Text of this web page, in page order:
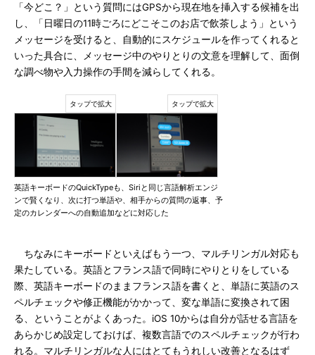
「今どこ？」という質問にはGPSから現在地を挿入する候補を出
し、「日曜日の11時ごろにどこそこのお店で飲茶しよう」という
メッセージを受けると、自動的にスケジュールを作ってくれると
いった具合に、メッセージ中のやりとりの文意を理解して、面倒
な調べ物や入力操作の手間を減らしてくれる。
英語キーボードのQuickTypeも、Siriと同じ言語解析エンジ
ンで賢くなり、次に打つ単語や、相手からの質問の返事、予
定のカレンダーへの自動追加などに対応した
ちなみにキーボードといえばもう一つ、マルチリンガル対応も
果たしている。英語とフランス語で同時にやりとりをしている
際、英語キーボードのままフランス語を書くと、単語に英語のス
ペルチェックや修正機能がかかって、変な単語に変換されて困
る、ということがよくあった。iOS 10からは自分が話せる言語を
あらかじめ設定しておけば、複数言語でのスペルチェックが行わ
れる。マルチリンガルな人にはとてもうれしい改善となるはず